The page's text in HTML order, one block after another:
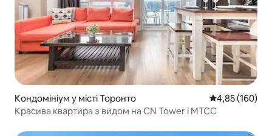
Кондомініум у місті Торонто Середня
4,85 (160)
Красива квартира з видом на CN Tower і MTCC